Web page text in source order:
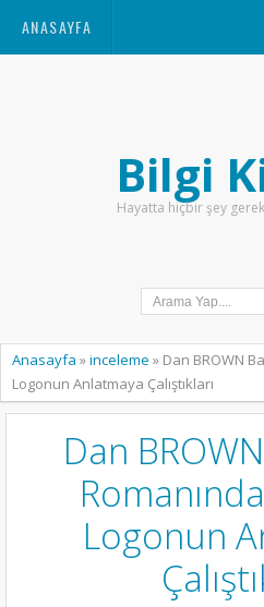
ANASAYFA
Bilgi
Hayatta hiçbir şey
Anasayfa »inceleme » Dan BROWN
Logonun Anlatmaya Çalıştıkları
Dan
Logonun